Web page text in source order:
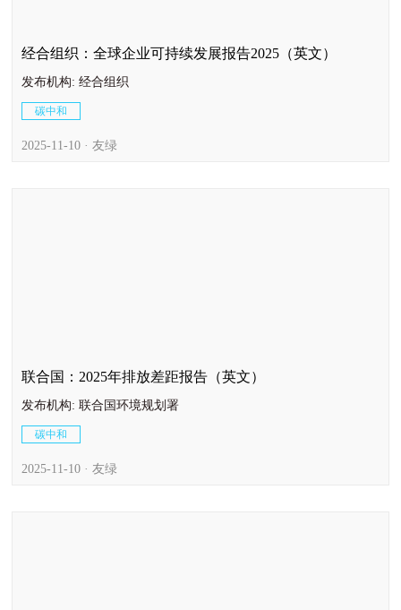
经合组织：全球企业可持续发展报告2025（英文）
发布机构: 经合组织
碳中和
2025-11-10 · 友绿
联合国：2025年排放差距报告（英文）
发布机构: 联合国环境规划署
碳中和
2025-11-10 · 友绿